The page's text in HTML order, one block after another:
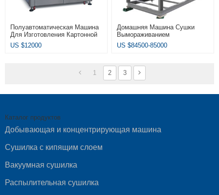
Полуавтоматическая Машина
Для Изготовления Картонной
Коробки ZH-50S
US $12000
Домашняя Машина Сушки
Вымораживанием
US $84500-85000
1 2 3
Каталог продуктов
Добывающая и концентрирующая машина
Сушилка с кипящим слоем
Вакуумная сушилка
Распылительная сушилка